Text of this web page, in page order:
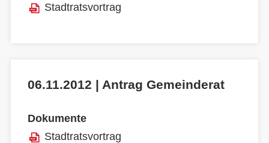
Stadtratsvortrag
06.11.2012 | Antrag Gemeinderat
Dokumente
Stadtratsvortrag